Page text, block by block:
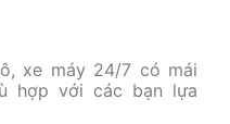
xe máy 24/7 có mái
hợp với các bạn lựa